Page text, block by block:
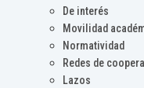
De interés
Movilidad
Normatividad
Redes de
Lazos